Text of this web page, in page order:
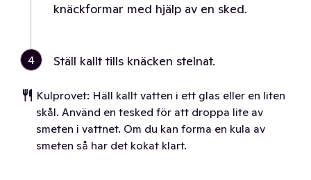
knäckformar med hjälp av en sked.
4 Ställ kallt tills knäcken stelnat.
Kulprovet: Häll kallt vatten i ett glas eller en liten
skål. Använd en tesked för att droppa lite av
smeten i vattnet. Om du kan forma en kula av
smeten så har det kokat klart.